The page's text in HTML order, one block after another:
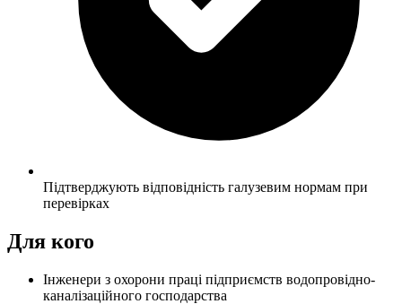
Підтверджують відповідність галузевим нормам при
перевірках
Для кого
Інженери з охорони праці підприємств водопровідно-
каналізаційного господарства